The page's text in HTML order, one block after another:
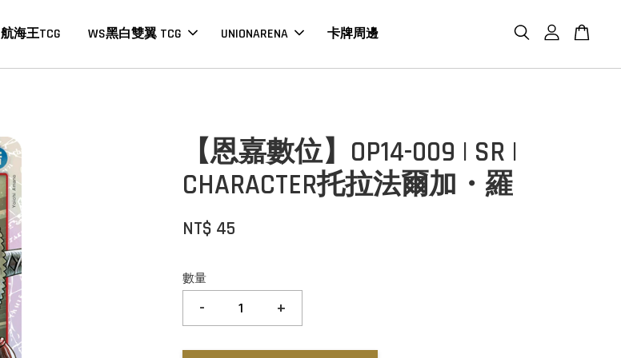
航海王TCG WS黑白雙翼 TCG UNIONARENA 卡牌周邊
【恩嘉數位】OP14-009 | SR |
CHARACTER托拉法爾加・羅
NT$ 45
數量
- +